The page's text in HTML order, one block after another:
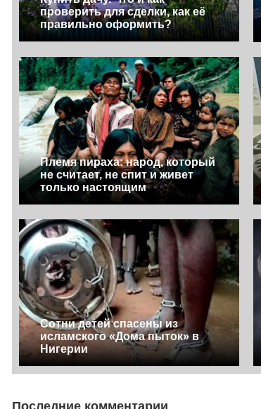
проверить для сделки, как её
правильно оформить?
Племя пираха: народ, который
не считает, не спит и живет
только настоящим
Сотни детей спасены из
исламского «Дома пыток» в
Нигерии